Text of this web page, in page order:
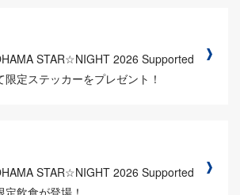
STAR☆NIGHT 2026 Supported
定ステッカーをプレゼント！
STAR☆NIGHT 2026 Supported
飲食が登場！